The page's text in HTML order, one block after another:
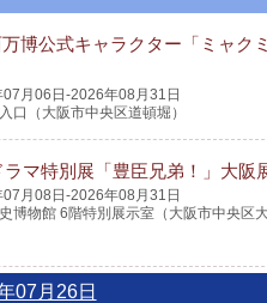
博公式キャラクター「ミャク
月06日-2026年08月31日
口（大阪市中央区道頓堀）
マ特別展「豊臣兄弟！」大阪
月08日-2026年08月31日
博物館 6階特別展示室（大阪市中央区
07月26日